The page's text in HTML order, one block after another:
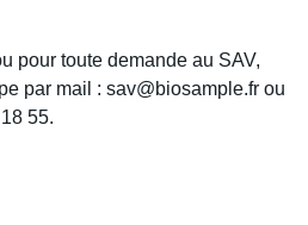
pour toute demande au SAV,
par mail : sav@biosample.fr ou
55.